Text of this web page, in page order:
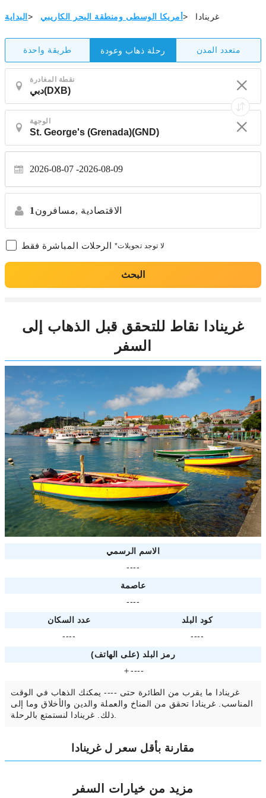
البداية > أمريكا الوسطى ومنطقة البحر الكاريبي > غرينادا
طريقة واحدة رحلة ذهاب وعودة متعدد المدن
نقطة المغادرة
الوجهة
2026-08-07 2026-08-09
1 مسافرون, الاقتصادية
الرحلات المباشرة فقط *لا توجد تحويلات
البحث
غرينادا نقاط للتحقق قبل الذهاب إلى
السفر
الاسم الرسمي
----
عاصمة
----
عدد السكان
كود البلد
----
----
رمز البلد (على الهاتف)
＋----
غرينادا ما يقرب من الطائرة حتى ---- يمكنك الذهاب في الوقت
المناسب. غرينادا تحقق من المناخ والعملة والدين والأخلاق وما إلى
مقارنة بأقل سعر ل غرينادا
مزيد من خيارات السفر